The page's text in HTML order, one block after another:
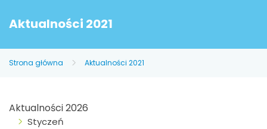
Aktualności 2021
Strona główna Aktualności 2021
Aktualności 2026
Styczeń